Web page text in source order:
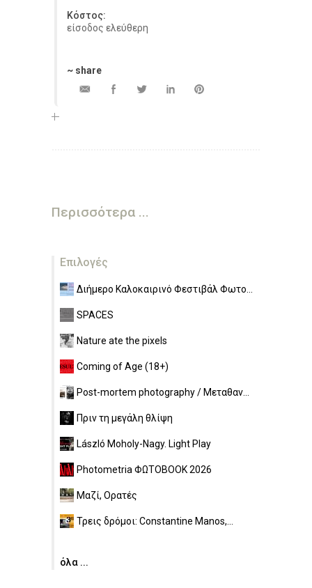
Κόστος:
είσοδος ελεύθερη
~ share
Περισσότερα ...
Επιλογές
Διήμερο Καλοκαιρινό Φεστιβάλ Φωτο...
SPACES
Nature ate the pixels
Coming of Age (18+)
Post-mortem photography / Μεταθαν...
Πριν τη μεγάλη θλίψη
László Moholy-Nagy. Light Play
Photometria ΦΩΤΟBOOK 2026
Μαζί, Ορατές
Τρεις δρόμοι: Constantine Manos,...
όλα ...